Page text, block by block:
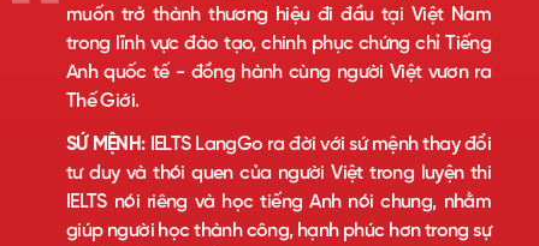
muốn trở thành thương hiệu đi đầu tại Việt Nam
trong lĩnh vực đào tạo, chinh phục chứng chỉ Tiếng
Anh quốc tế - đồng hành cùng người Việt vươn ra
Thế Giới.
SỨ MỆNH:IELTS LangGo ra đời với sứ mệnh thay đổi
tư duy và thói quen của người Việt trong luyện thi
IELTS nói riêng và học tiếng Anh nói chung, nhằm
giúp người học thành công, hạnh phúc hơn trong sự